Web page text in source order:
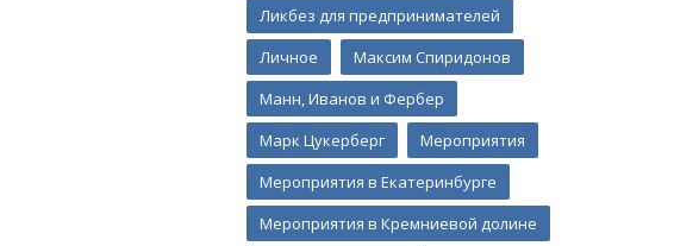
Ликбез для предпринимателей
Личное
Максим Спиридонов
Манн, Иванов и Фербер
Марк Цукерберг
Мероприятия
Мероприятия в Екатеринбурге
Мероприятия в Кремниевой долине